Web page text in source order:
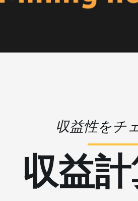
収益性をチ
収益